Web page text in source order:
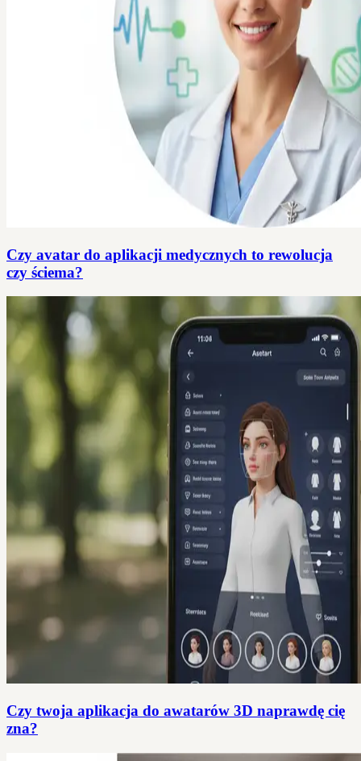
Czy avatar do aplikacji medycznych to rewolucja
czy ściema?
Czy twoja aplikacja do awatarów 3D naprawdę cię
zna?